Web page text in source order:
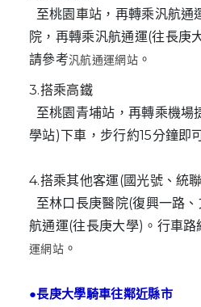
至桃園車站，再轉乘汎航
院，再轉乘汎航通運(往長庚
請參考汎航通運網站。
3.搭乘高鐵
至桃園青埔站，再轉乘機場
學站)下車，步行約15分鐘即
4.搭乘其他客運(國光號、統
至林口長庚醫院(復興一路
航通運(往長庚大學)。行車路
運網站。
●長庚大學騎車往鄰近縣市